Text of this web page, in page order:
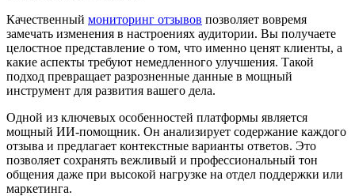
Качественный мониторинг отзывов позволяет вовремя
замечать изменения в настроениях аудитории. Вы получаете
целостное представление о том, что именно ценят клиенты, а
какие аспекты требуют немедленного улучшения. Такой
подход превращает разрозненные данные в мощный
инструмент для развития вашего дела.
Одной из ключевых особенностей платформы является
мощный ИИ-помощник. Он анализирует содержание каждого
отзыва и предлагает контекстные варианты ответов. Это
позволяет сохранять вежливый и профессиональный тон
общения даже при высокой нагрузке на отдел поддержки или
маркетинга.